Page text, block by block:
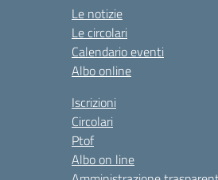
Le notizie
Le circolari
Calendario eventi
Albo online
Iscrizioni
Circolari
Ptof
Albo on line